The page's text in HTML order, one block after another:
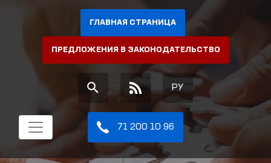
ГЛАВНАЯ СТРАНИЦА
ПРЕДЛОЖЕНИЯ В ЗАКОНОДАТЕЛЬСТВО
РУ
71 200 10 96